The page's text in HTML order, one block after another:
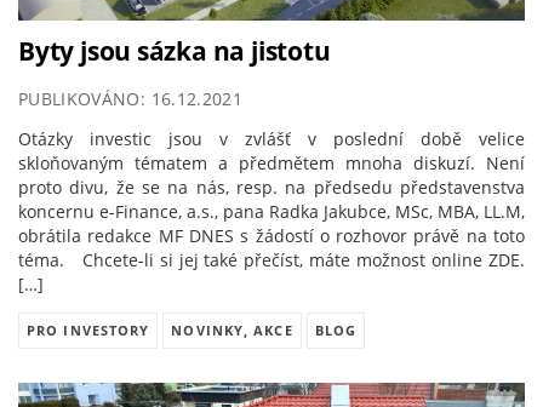
Byty jsou sázka na jistotu
PUBLIKOVÁNO: 16.12.2021
Otázky investic jsou v zvlášť v poslední době velice
skloňovaným tématem a předmětem mnoha diskuzí. Není
proto divu, že se na nás, resp. na předsedu představenstva
koncernu e-Finance, a.s., pana Radka Jakubce, MSc, MBA, LL.M,
obrátila redakce MF DNES s žádostí o rozhovor právě na toto
téma. Chcete-li si jej také přečíst, máte možnost online ZDE.
[…]
PRO INVESTORY NOVINKY, AKCE BLOG